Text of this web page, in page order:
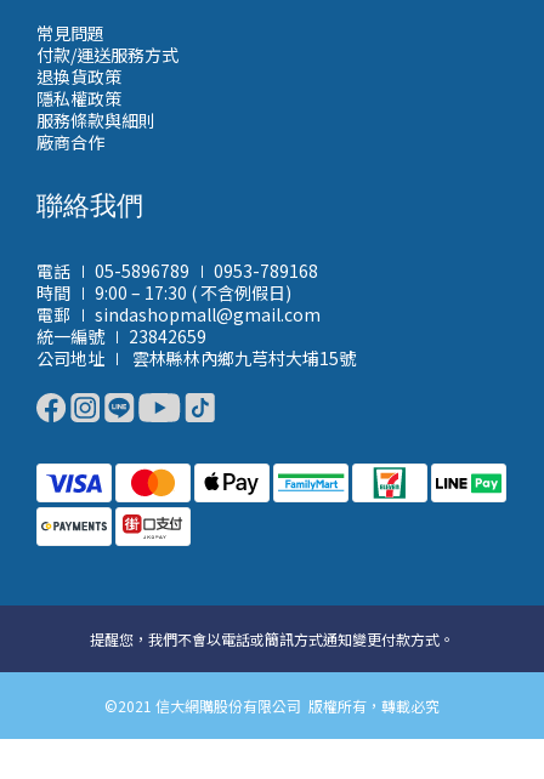
常見問題
付款/運送服務方式
退換貨政策
隱私權政策
服務條款與細則
廠商合作
聯絡我們
電話 ∣ 05-5896789 ∣ 0953-789168
時間 ∣ 9:00 – 17:30 ( 不含例假日)
電郵 ∣ sindashopmall@gmail.com
統一編號 ∣ 23842659
公司地址 ∣ 雲林縣林內鄉九芎村大埔15號
提醒您，我們不會以電話或簡訊方式通知變更付款方式。
©2021 信大網購股份有限公司 版權所有，轉載必究